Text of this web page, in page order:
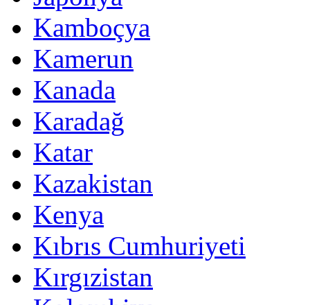
Kamboçya
Kamerun
Kanada
Karadağ
Katar
Kazakistan
Kenya
Kıbrıs Cumhuriyeti
Kırgızistan